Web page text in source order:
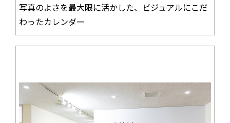
写真のよさを最大限に活かした、ビジュアルにこだ
わったカレンダー